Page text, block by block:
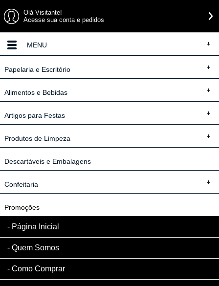
Olá Visitante!
Acesse sua conta e pedidos
MENU
Papelaria e Escritório
Alimentos e Bebidas
Artigos para Festas
Produtos de Limpeza
Descartáveis e Embalagens
Confeitaria
Promoções
Página Inicial
Quem Somos
Como Comprar